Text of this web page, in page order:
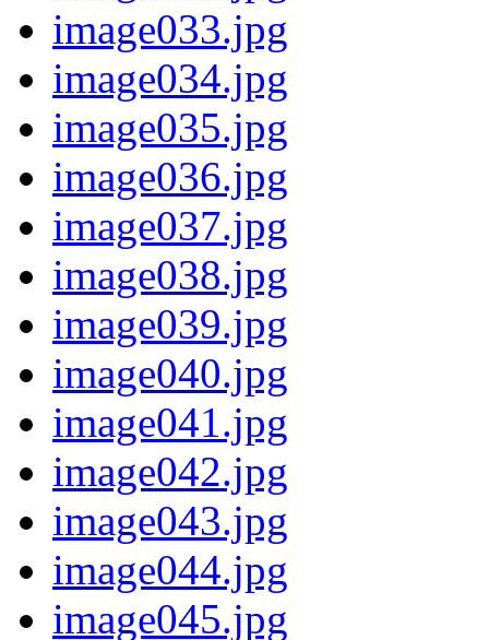
image033.jpg
image034.jpg
image035.jpg
image036.jpg
image037.jpg
image038.jpg
image039.jpg
image040.jpg
image041.jpg
image042.jpg
image043.jpg
image044.jpg
image045.jpg